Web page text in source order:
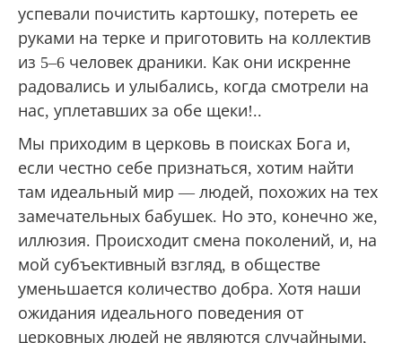
успевали почистить картошку, потереть ее
руками на терке и приготовить на коллектив
из 5–6 человек драники. Как они искренне
радовались и улыбались, когда смотрели на
нас, уплетавших за обе щеки!..
Мы приходим в церковь в поисках Бога и,
если честно себе признаться, хотим найти
там идеальный мир — людей, похожих на тех
замечательных бабушек. Но это, конечно же,
иллюзия. Происходит смена поколений, и, на
мой субъективный взгляд, в обществе
уменьшается количество добра. Хотя наши
ожидания идеального поведения от
церковных людей не являются случайными,